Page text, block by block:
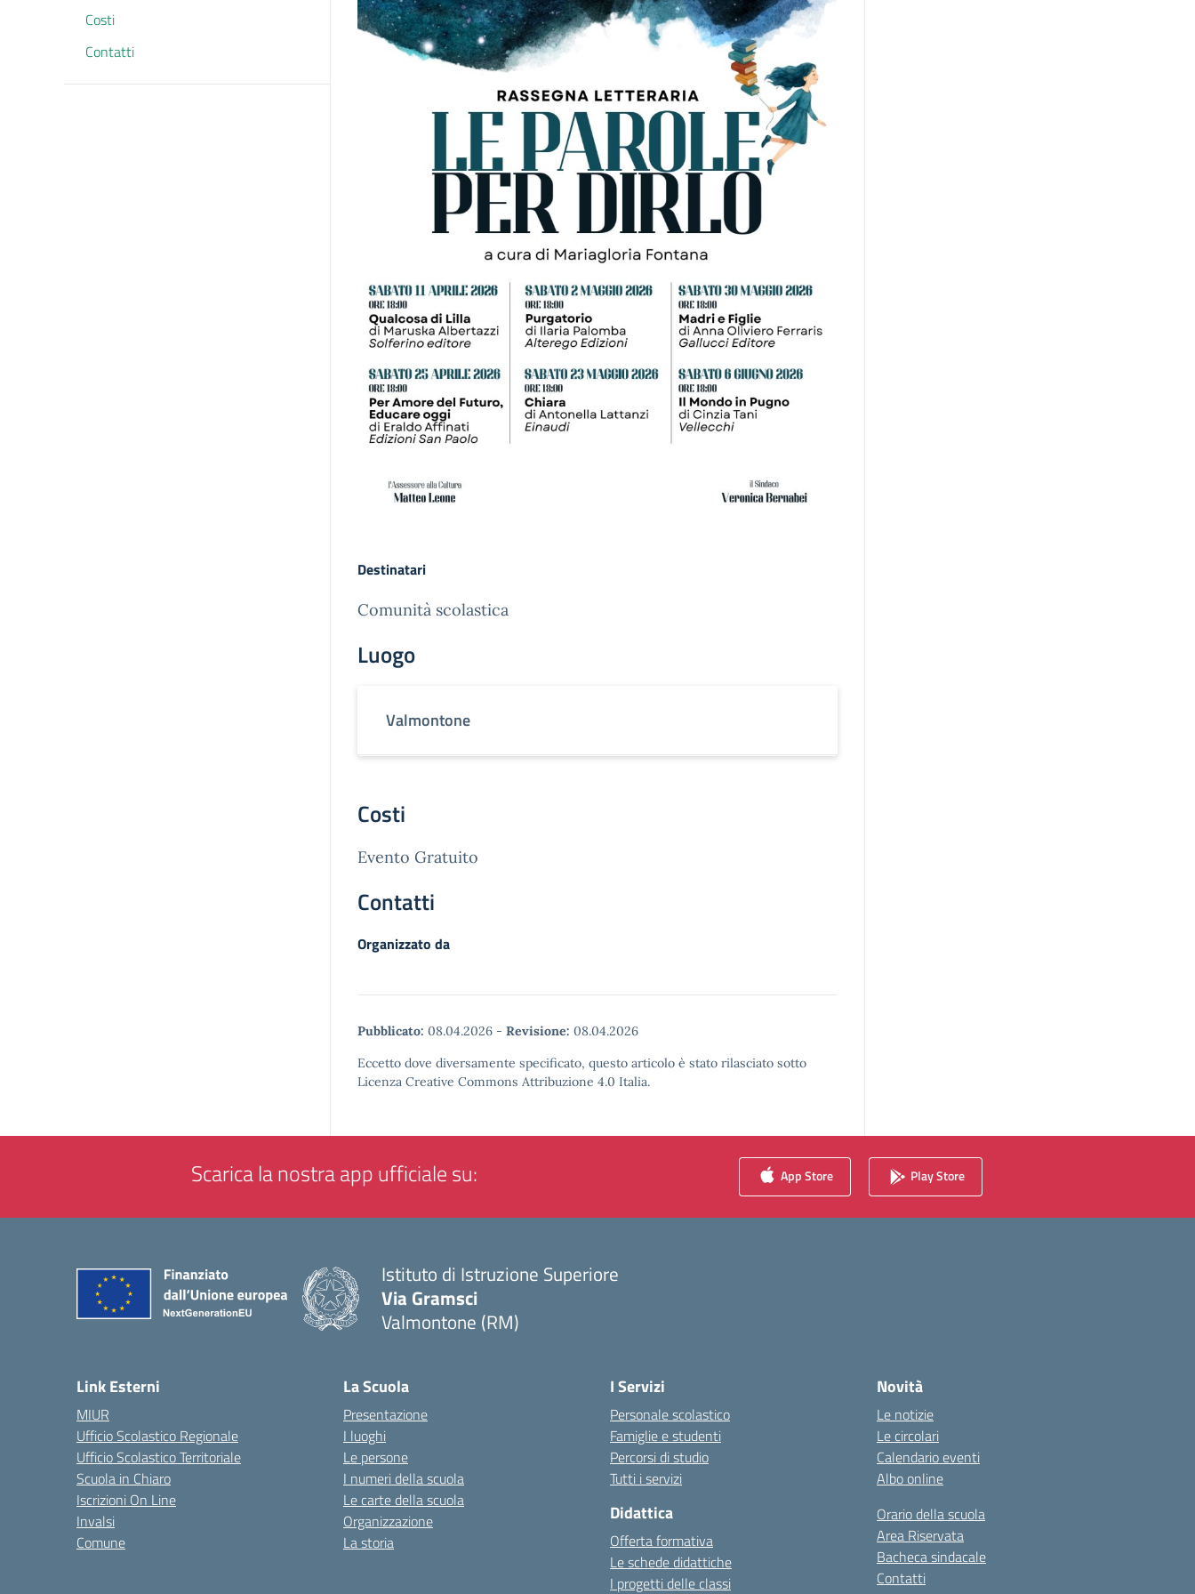
Costi
Contatti
Destinatari
Comunità scolastica
Luogo
Valmontone
Costi
Evento Gratuito
Contatti
Organizzato da
Pubblicato: 08.04.2026 - Revisione: 08.04.2026
Eccetto dove diversamente specificato, questo articolo è stato rilasciato sotto
Licenza Creative Commons Attribuzione 4.0 Italia.
Scarica la nostra app ufficiale su: App Store Play Store
Istituto di Istruzione Superiore
Via Gramsci
Valmontone (RM)
Link Esterni
MIUR
Ufficio Scolastico Regionale
Ufficio Scolastico Territoriale
Scuola in Chiaro
Iscrizioni On Line
Invalsi
Comune
La Scuola
Presentazione
I luoghi
Le persone
I numeri della scuola
Le carte della scuola
Organizzazione
La storia
I Servizi
Personale scolastico
Famiglie e studenti
Percorsi di studio
Tutti i servizi
Didattica
Offerta formativa
Le schede didattiche
I progetti delle classi
Novità
Le notizie
Le circolari
Calendario eventi
Albo online
Orario della scuola
Area Riservata
Bacheca sindacale
Contatti